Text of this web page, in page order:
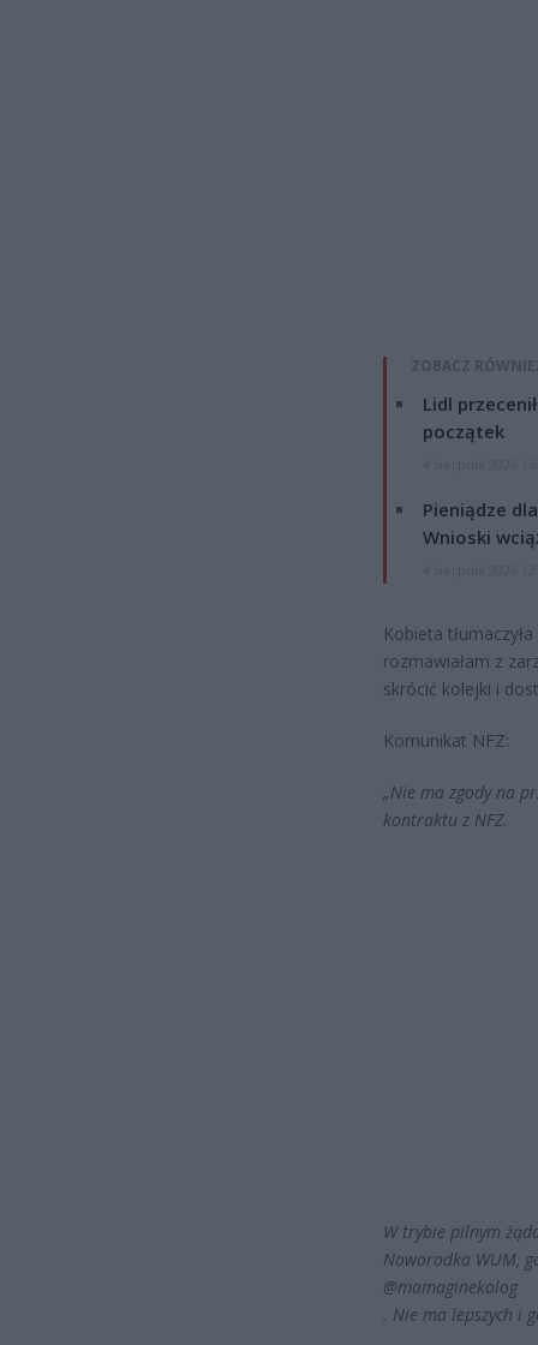
ZOBACZ
Lidl
początek
Pieniądze
Wnioski
Kobieta
rozmawiałam z
skrócić kolejki i
Komunikat NFZ:
„Nie ma zgody na
kontraktu z NFZ.
W trybie pilnym
Noworodka WUM,
@mamaginekolog
. Nie ma lepszych i